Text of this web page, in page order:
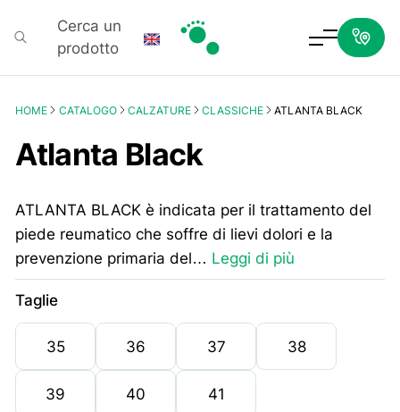
Cerca un
prodotto
HOME CATALOGO CALZATURE CLASSICHE ATLANTA BLACK
Atlanta Black
ATLANTA BLACK è indicata per il trattamento del
piede reumatico che soffre di lievi dolori e la
prevenzione primaria del… Leggi di più
Taglie
35 36 37 38
39 40 41